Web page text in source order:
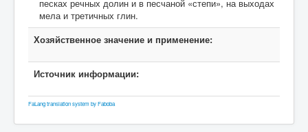
песках речных долин и в песчаной «степи», на выходах
мела и третичных глин.
Хозяйственное значение и применение:
Источник информации:
FaLang translation system by Faboba